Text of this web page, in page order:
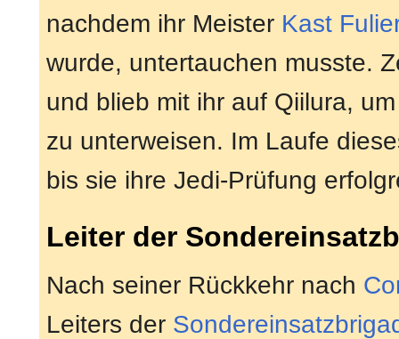
nachdem ihr Meister Kast
wurde, untertauchen musste.
und blieb mit ihr auf Qiilura,
zu unterweisen. Im Laufe
bis sie ihre Jedi-Prüfung
Leiter der
Nach seiner Rückkehr nach
Leiters der